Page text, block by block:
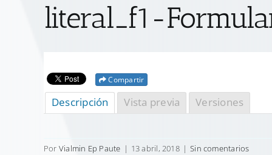
literal_f1-
Compartir
Descripción Vista previa Versiones
Por Vialmin Ep Paute | 13 abril, 2018 | Sin comentarios